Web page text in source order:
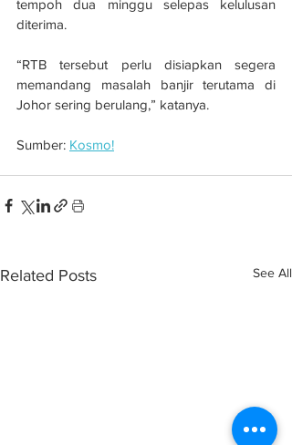
tempoh dua minggu selepas kelulusan
diterima.
“RTB tersebut perlu disiapkan segera
memandang masalah banjir terutama di
Johor sering berulang,” katanya.
Sumber: Kosmo!
Related Posts See All